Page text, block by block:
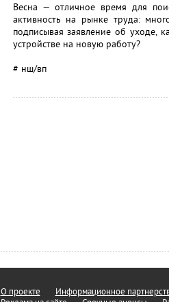
Весна — отличное время для
активность на рынке труда:
подписывая заявление об уходе,
устройстве на новую работу?
# нш/вп
О проекте Информационное